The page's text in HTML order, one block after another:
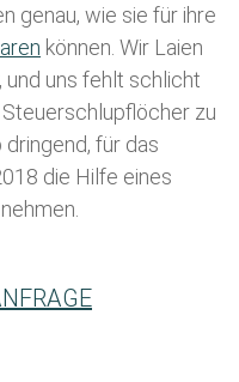
genau, wie sie für ihre
können. Wir Laien
und uns fehlt schlicht
zu
dringend, für das
die Hilfe eines